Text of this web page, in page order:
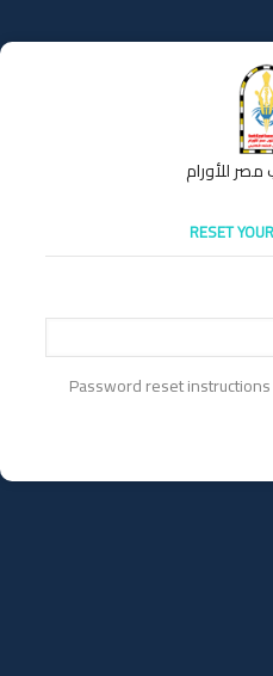
للأورام
RESET
Password reset